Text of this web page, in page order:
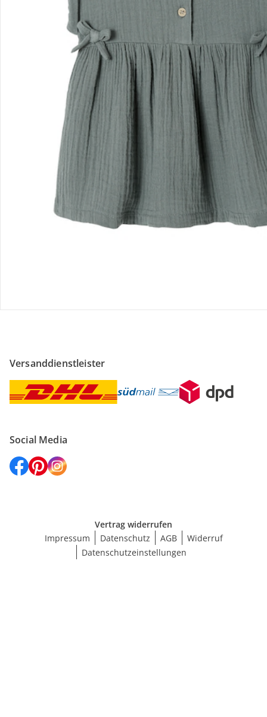
Kontakt & Service
Filialen & Beratung
Unternehmen
Sicher & flexibel bezahlen
Versanddienstleister
Social Media
Vertrag widerrufen
Impressum
Datenschutz AGB
Widerruf
Datenschutzeinstellungen